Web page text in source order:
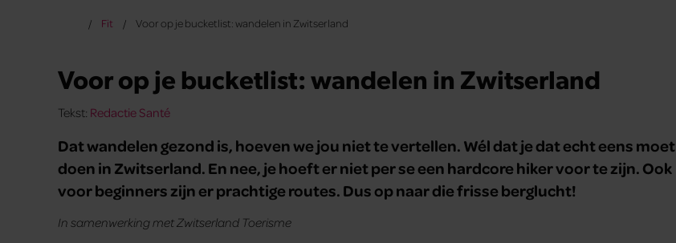
Fit Voor op je bucketlist: wandelen in Zwitserland
Voor op je bucketlist: wandelen in Zwitserland
Tekst: Redactie Santé
Dat wandelen gezond is, hoeven we jou niet te vertellen. Wél dat je dat echt eens moet
doen in Zwitserland. En nee, je hoeft er niet per se een hardcore hiker voor te zijn. Ook
voor beginners zijn er prachtige routes. Dus op naar die frisse berglucht!
In samenwerking met Zwitserland Toerisme